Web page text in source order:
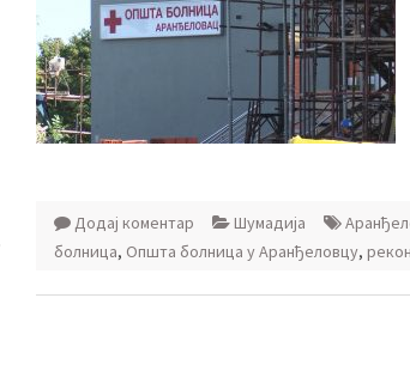
Додај коментар Шумадија
болница, Општа болница у Аранђеловцу,